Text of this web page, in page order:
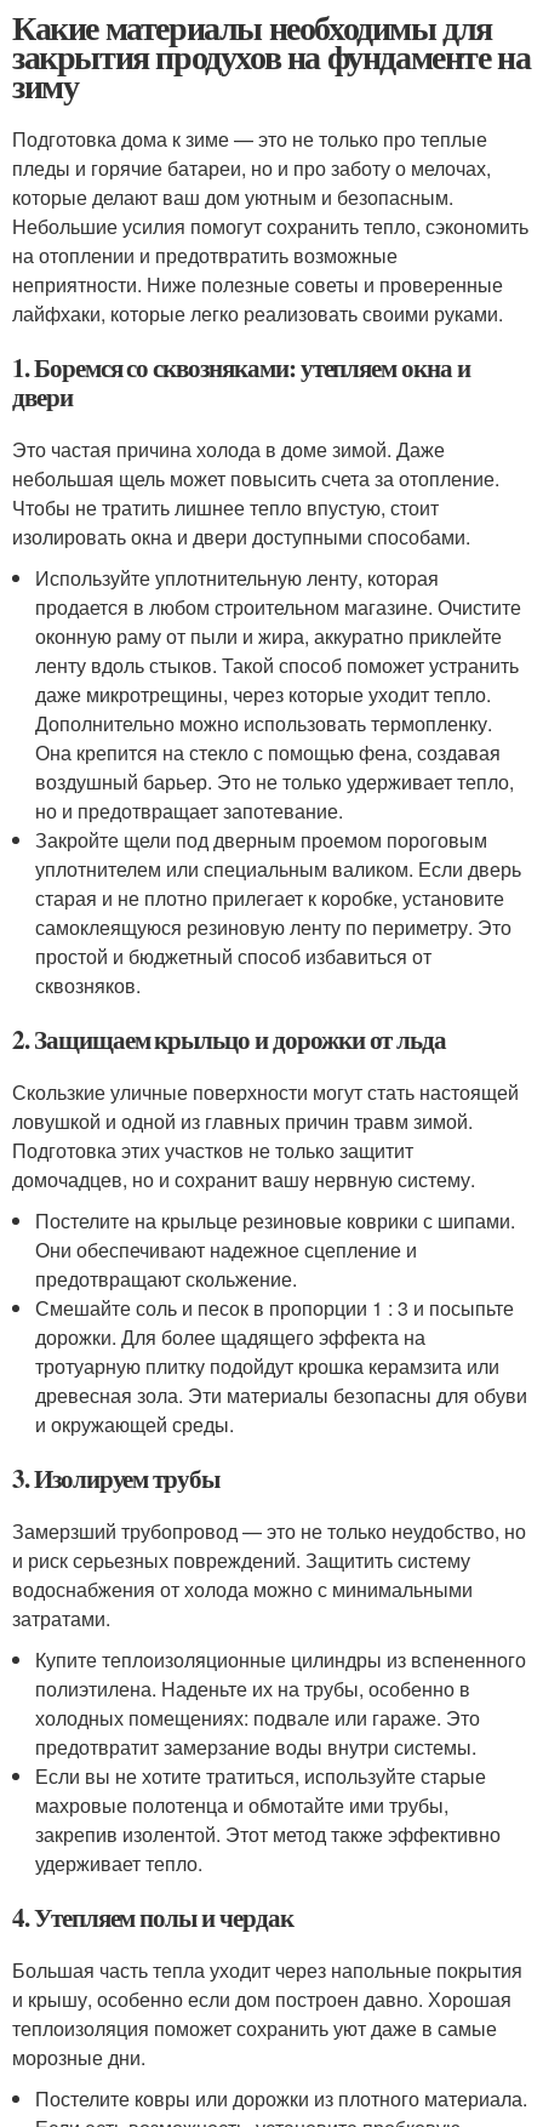
Какие материалы необходимы для
закрытия продухов на фундаменте на
зиму
Подготовка дома к зиме — это не только про теплые
пледы и горячие батареи, но и про заботу о мелочах,
которые делают ваш дом уютным и безопасным.
Небольшие усилия помогут сохранить тепло, сэкономить
на отоплении и предотвратить возможные
неприятности. Ниже полезные советы и проверенные
лайфхаки, которые легко реализовать своими руками.
1. Боремся со сквозняками: утепляем окна и
двери
Это частая причина холода в доме зимой. Даже
небольшая щель может повысить счета за отопление.
Чтобы не тратить лишнее тепло впустую, стоит
изолировать окна и двери доступными способами.
Используйте уплотнительную ленту, которая
продается в любом строительном магазине. Очистите
оконную раму от пыли и жира, аккуратно приклейте
ленту вдоль стыков. Такой способ поможет устранить
даже микротрещины, через которые уходит тепло.
Дополнительно можно использовать термопленку.
Она крепится на стекло с помощью фена, создавая
воздушный барьер. Это не только удерживает тепло,
но и предотвращает запотевание.
Закройте щели под дверным проемом пороговым
уплотнителем или специальным валиком. Если дверь
старая и не плотно прилегает к коробке, установите
самоклеящуюся резиновую ленту по периметру. Это
простой и бюджетный способ избавиться от
сквозняков.
2. Защищаем крыльцо и дорожки от льда
Скользкие уличные поверхности могут стать настоящей
ловушкой и одной из главных причин травм зимой.
Подготовка этих участков не только защитит
домочадцев, но и сохранит вашу нервную систему.
Постелите на крыльце резиновые коврики с шипами.
Они обеспечивают надежное сцепление и
предотвращают скольжение.
Смешайте соль и песок в пропорции 1 : 3 и посыпьте
дорожки. Для более щадящего эффекта на
тротуарную плитку подойдут крошка керамзита или
древесная зола. Эти материалы безопасны для обуви
и окружающей среды.
3. Изолируем трубы
Замерзший трубопровод — это не только неудобство, но
и риск серьезных повреждений. Защитить систему
водоснабжения от холода можно с минимальными
затратами.
Купите теплоизоляционные цилиндры из вспененного
полиэтилена. Наденьте их на трубы, особенно в
холодных помещениях: подвале или гараже. Это
предотвратит замерзание воды внутри системы.
Если вы не хотите тратиться, используйте старые
махровые полотенца и обмотайте ими трубы,
закрепив изолентой. Этот метод также эффективно
удерживает тепло.
4. Утепляем полы и чердак
Большая часть тепла уходит через напольные покрытия
и крышу, особенно если дом построен давно. Хорошая
теплоизоляция поможет сохранить уют даже в самые
морозные дни.
Постелите ковры или дорожки из плотного материала.